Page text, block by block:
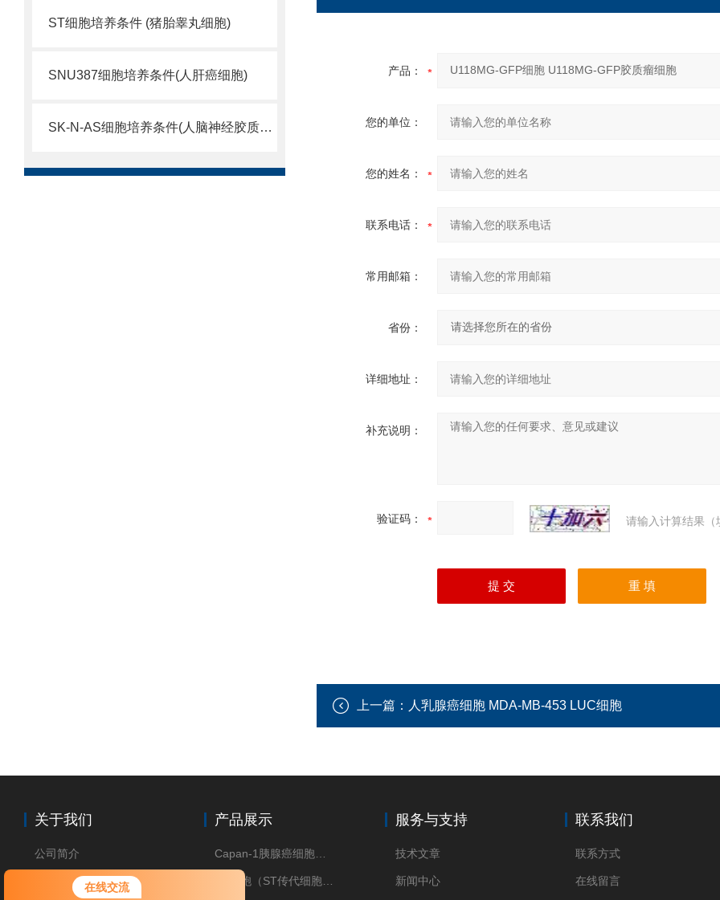
在线交流
ST细胞培养条件 (猪胎睾丸细胞)
SNU387细胞培养条件(人肝癌细胞)
SK-N-AS细胞培养条件(人脑神经胶质母细胞瘤)
产品：
您的单位：
您的姓名：
联系电话：
常用邮箱：
省份：
详细地址：
补充说明：
验证码： 请输入计算结果（
上一篇： 人乳腺癌细胞 MDA-MB-453 LUC细胞
关于我们
公司简介
荣誉资质
产品展示 服务与支持
技术文章
新闻中心
联系我们
联系方式
在线留言